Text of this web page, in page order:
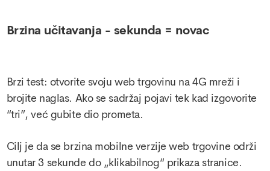
Brzina učitavanja - sekunda = novac
Brzi test: otvorite svoju web trgovinu na 4G mreži i
brojite naglas. Ako se sadržaj pojavi tek kad izgovorite
“tri”, već gubite dio prometa.
Cilj je da se brzina mobilne verzije web trgovine održi
unutar 3 sekunde do „klikabilnog“ prikaza stranice.